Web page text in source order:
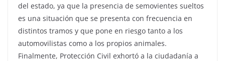
del estado, ya que la presencia de semovientes sueltos
es una situación que se presenta con frecuencia en
distintos tramos y que pone en riesgo tanto a los
automovilistas como a los propios animales.
Finalmente, Protección Civil exhortó a la ciudadanía a